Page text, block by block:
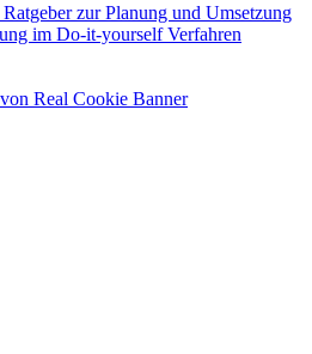
zur Planung und Umsetzung
im Do-it-yourself Verfahren
Real Cookie Banner